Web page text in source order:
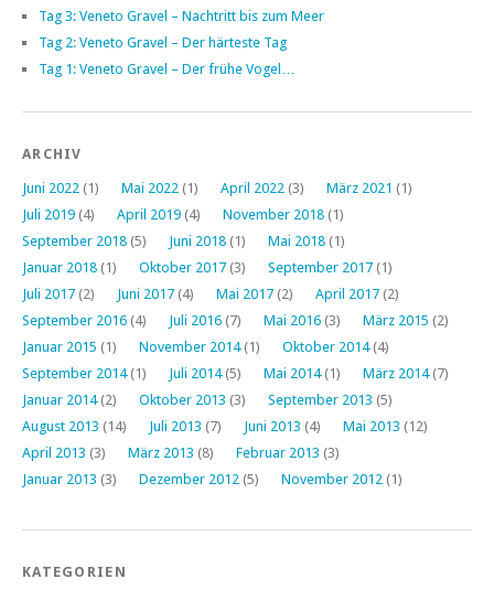
Tag 3: Veneto Gravel – Nachtritt bis zum Meer
Tag 2: Veneto Gravel – Der härteste Tag
Tag 1: Veneto Gravel – Der frühe Vogel…
ARCHIV
Juni 2022 (1) Mai 2022 (1) April 2022 (3) März 2021 (1)
Juli 2019 (4) April 2019 (4) November 2018 (1)
September 2018 (5) Juni 2018 (1) Mai 2018 (1)
Januar 2018 (1) Oktober 2017 (3) September 2017 (1)
Juli 2017 (2) Juni 2017 (4) Mai 2017 (2) April 2017 (2)
September 2016 (4) Juli 2016 (7) Mai 2016 (3) März 2015 (2)
Januar 2015 (1) November 2014(1) Oktober 2014(4)
September 2014(1) Juli 2014(5) Mai 2014(1) März 2014(7)
Januar 2014(2) Oktober 2013 (3) September 2013 (5)
August 2013 (14) Juli 2013 (7) Juni 2013 (4) Mai 2013 (12)
April 2013 (3) März 2013 (8) Februar 2013 (3)
Januar 2013 (3) Dezember 2012 (5) November 2012 (1)
KATEGORIEN